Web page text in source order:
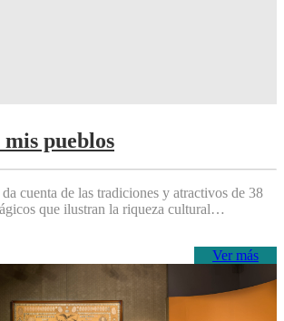
pueblos
cuenta de las tradiciones y atractivos de 38
que ilustran la riqueza cultural…
Ver más